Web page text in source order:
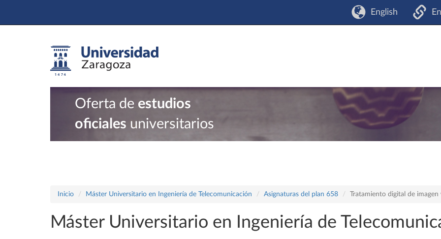
English
Oferta de estudios
oficiales universitarios
Inicio Máster Universitario en Ingeniería de Telecomunicación Asignaturas del plan 658 Tratamiento digital de
Máster Universitario en Ingeniería de